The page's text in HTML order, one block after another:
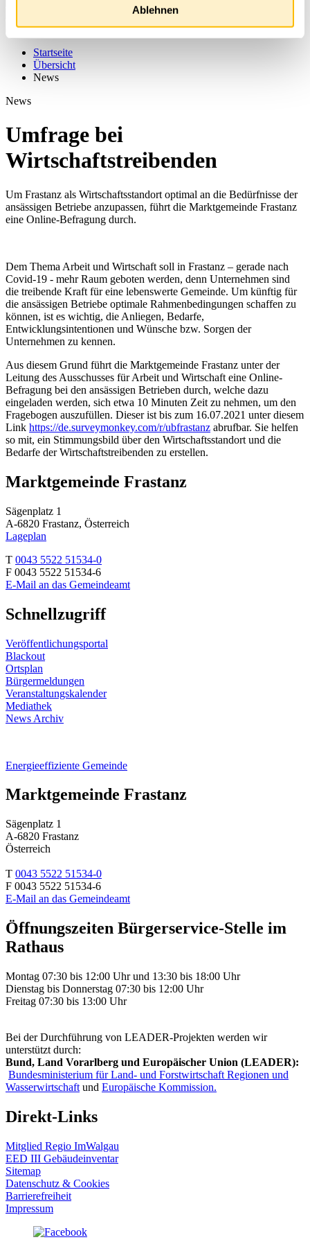
Ablehnen
Startseite
Übersicht
News
News
Umfrage bei
Wirtschaftstreibenden
Um Frastanz als Wirtschaftsstandort optimal an die Bedürfnisse der
ansässigen Betriebe anzupassen, führt die Marktgemeinde Frastanz
eine Online-Befragung durch.
Dem Thema Arbeit und Wirtschaft soll in Frastanz – gerade nach
Covid-19 - mehr Raum geboten werden, denn Unternehmen sind
die treibende Kraft für eine lebenswerte Gemeinde. Um künftig für
die ansässigen Betriebe optimale Rahmenbedingungen schaffen zu
können, ist es wichtig, die Anliegen, Bedarfe,
Entwicklungsintentionen und Wünsche bzw. Sorgen der
Unternehmen zu kennen.
Aus diesem Grund führt die Marktgemeinde Frastanz unter der
Leitung des Ausschusses für Arbeit und Wirtschaft eine Online-
Befragung bei den ansässigen Betrieben durch, welche dazu
eingeladen werden, sich etwa 10 Minuten Zeit zu nehmen, um den
Fragebogen auszufüllen. Dieser ist bis zum 16.07.2021 unter diesem
Link https://de.surveymonkey.com/r/ubfrastanz abrufbar. Sie helfen
so mit, ein Stimmungsbild über den Wirtschaftsstandort und die
Bedarfe der Wirtschaftstreibenden zu erstellen.
Marktgemeinde Frastanz
Sägenplatz 1
A-6820 Frastanz, Österreich
Lageplan
T 0043 5522 51534-0
F 0043 5522 51534-6
E-Mail an das Gemeindeamt
Schnellzugriff
Veröffentlichungsportal
Blackout
Ortsplan
Bürgermeldungen
Veranstaltungskalender
Mediathek
News Archiv
Energieeffiziente Gemeinde
Marktgemeinde Frastanz
Sägenplatz 1
A-6820 Frastanz
Österreich
T 0043 5522 51534-0
F 0043 5522 51534-6
E-Mail an das Gemeindeamt
Öffnungszeiten Bürgerservice-Stelle im
Rathaus
Montag 07:30 bis 12:00 Uhr und 13:30 bis 18:00 Uhr
Dienstag bis Donnerstag 07:30 bis 12:00 Uhr
Freitag 07:30 bis 13:00 Uhr
Bei der Durchführung von LEADER-Projekten werden wir
unterstützt durch:
Bund, Land Vorarlberg und Europäischer Union (LEADER):
Bundesministerium für Land- und Forstwirtschaft Regionen und
Wasserwirtschaft und Europäische Kommission.
Direkt-Links
Mitglied Regio ImWalgau
EED III Gebäudeinventar
Sitemap
Datenschutz & Cookies
Barrierefreiheit
Impressum